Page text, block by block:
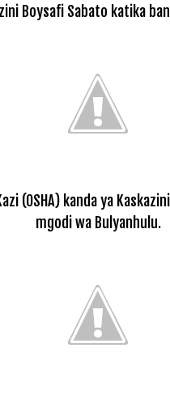
Boysafi Sabato katika
(OSHA) kanda ya
mgodi wa Bulyanhulu.